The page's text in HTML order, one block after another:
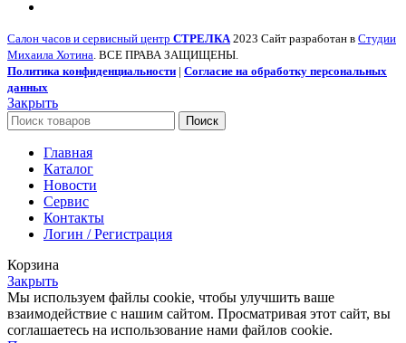
Салон часов и сервисный центр СТРЕЛКА 2023 Сайт разработан в Студии
Михаила Хотина. ВСЕ ПРАВА ЗАЩИЩЕНЫ.
Политика конфиденциальности | Согласие на обработку персональных
данных
Закрыть
Поиск
Главная
Каталог
Новости
Сервис
Контакты
Логин / Регистрация
Корзина
Закрыть
Мы используем файлы cookie, чтобы улучшить ваше
взаимодействие с нашим сайтом. Просматривая этот сайт, вы
соглашаетесь на использование нами файлов cookie.